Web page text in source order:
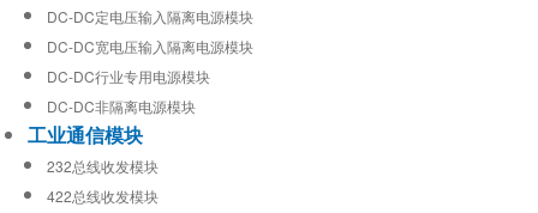
DC-DC定电压输入隔离电源模块
DC-DC宽电压输入隔离电源模块
DC-DC行业专用电源模块
DC-DC非隔离电源模块
工业通信模块
232总线收发模块
422总线收发模块